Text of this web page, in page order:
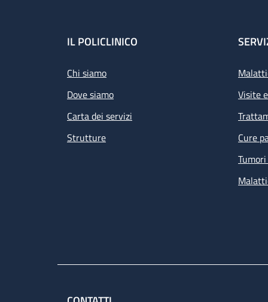
Footer
IL POLICLINICO
Chi siamo
Dove siamo
Carta dei servizi
Strutture
Visite
Cure